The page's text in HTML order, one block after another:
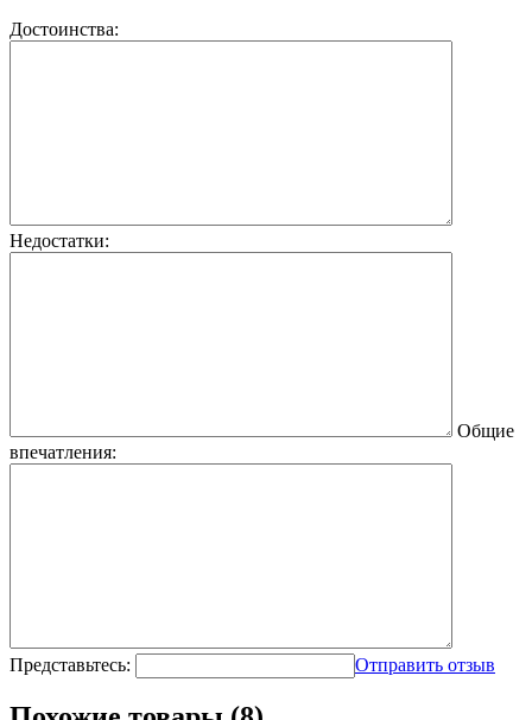
Достоинства:
Недостатки:
Общие
впечатления:
Представьтесь: Отправить отзыв